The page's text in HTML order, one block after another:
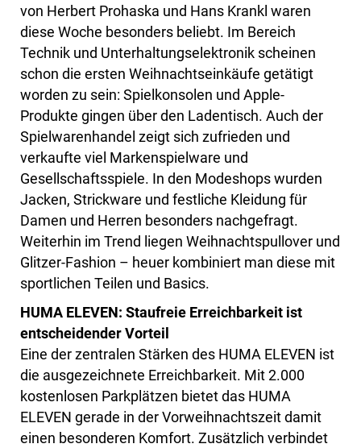
von Herbert Prohaska und Hans Krankl waren
diese Woche besonders beliebt. Im Bereich
Technik und Unterhaltungselektronik scheinen
schon die ersten Weihnachtseinkäufe getätigt
worden zu sein: Spielkonsolen und Apple-
Produkte gingen über den Ladentisch. Auch der
Spielwarenhandel zeigt sich zufrieden und
verkaufte viel Markenspielware und
Gesellschaftsspiele. In den Modeshops wurden
Jacken, Strickware und festliche Kleidung für
Damen und Herren besonders nachgefragt.
Weiterhin im Trend liegen Weihnachtspullover und
Glitzer-Fashion – heuer kombiniert man diese mit
sportlichen Teilen und Basics.
HUMA ELEVEN: Staufreie Erreichbarkeit ist
entscheidender Vorteil
Eine der zentralen Stärken des HUMA ELEVEN ist
die ausgezeichnete Erreichbarkeit. Mit 2.000
kostenlosen Parkplätzen bietet das HUMA
ELEVEN gerade in der Vorweihnachtszeit damit
einen besonderen Komfort. Zusätzlich verbindet